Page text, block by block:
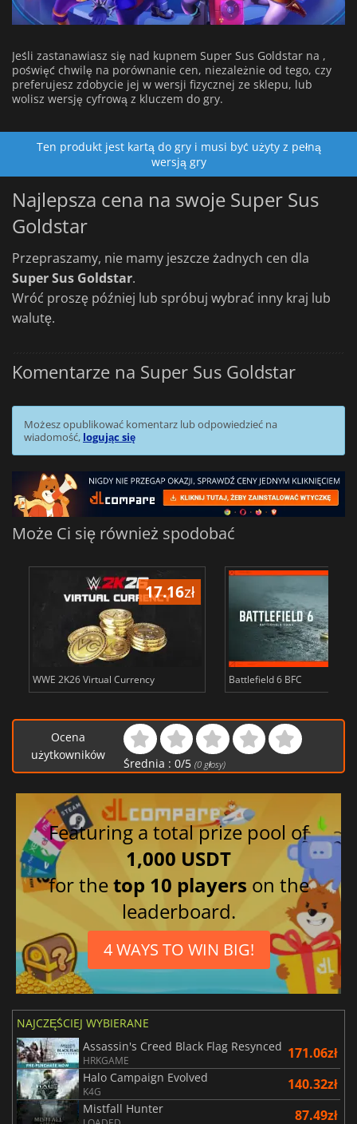
Jeśli zastanawiasz się nad kupnem Super Sus Goldstar na ,
poświęć chwilę na porównanie cen, niezależnie od tego, czy
preferujesz zdobycie jej w wersji fizycznej ze sklepu, lub
wolisz wersję cyfrową z kluczem do gry.
Ten produkt jest kartą do gry i musi być użyty z pełną
wersją gry
Najlepsza cena na swoje Super Sus
Goldstar
Przepraszamy, nie mamy jeszcze żadnych cen dla
Super Sus Goldstar.
Wróć proszę później lub spróbuj wybrać inny kraj lub
walutę.
Komentarze na Super Sus Goldstar
Możesz opublikować komentarz lub odpowiedzieć na
wiadomość, logując się
Może Ci się również spodobać
17.16zł
WWE 2K26 Virtual Currency Battlefield 6 BFC
Ocena
użytkowników
Średnia : 0/5 (0głosy)
Featuring a total prize pool of
1,000 USDT
for thetop 10 players on the
leaderboard.
4 WAYS TO WIN BIG!
NAJCZĘŚCIEJ WYBIERANE
Assassin's Creed Black Flag Resynced
HRKGAME 171.06zł
Halo Campaign Evolved
K4G 140.32zł
Mistfall Hunter 87.49zł